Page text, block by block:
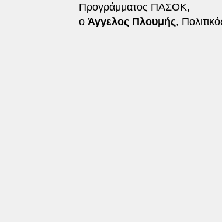
Προγράμματος ΠΑΣΟΚ,
ο Άγγελος Πλουμής,